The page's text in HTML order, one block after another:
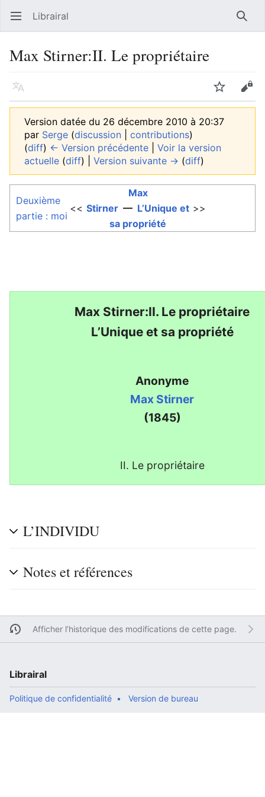
Ouvrir le menu principal Librairal
Max Stirner:II. Le propriétaire
Langue Suivre
Version datée du 26 décembre 2010 à 20:37
par Serge (discussion contributions)
(diff) ← Version précédente
Voir la version
actuelle (diff) | Version suivante → (diff)
Deuxième
partie : moi
<<
Max
Stirner — L’Unique et
sa propriété
>>
Max Stirner:II. Le propriétaire
L’Unique et sa propriété
Anonyme
Max Stirner
(1845)
II. Le propriétaire
L’INDIVIDU
Notes et références
Afficher l’historique des modifications de cette page.
Librairal
Politique de confidentialité Version de bureau